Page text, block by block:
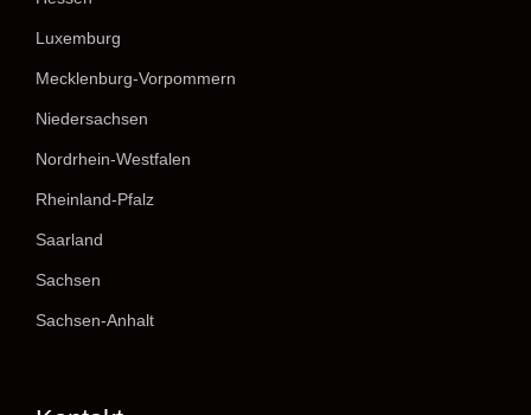
Luxemburg
Mecklenburg-Vorpommern
Niedersachsen
Nordrhein-Westfalen
Rheinland-Pfalz
Saarland
Sachsen
Sachsen-Anhalt